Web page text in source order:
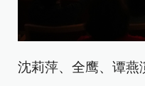
沈莉萍、全鹰、谭燕